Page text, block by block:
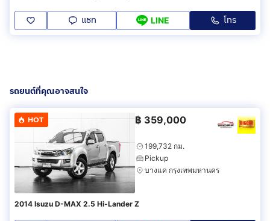
แชท LINE โทร
รถยนต์ที่คุณอาจสนใจ
HOT ฿ 359,000
199,732 กม.
Pickup
บางแค กรุงเทพมหานคร
2014 Isuzu D-MAX 2.5 Hi-Lander Z